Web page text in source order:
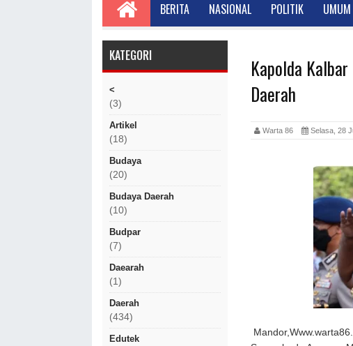
BERITA NASIONAL POLITIK UMUM
KATEGORI
<
(3)
Artikel
(18)
Budaya
(20)
Budaya Daerah
(10)
Budpar
(7)
Daearah
(1)
Daerah
(434)
Edutek
Kapolda
Daerah
Warta 86 Selasa, 28